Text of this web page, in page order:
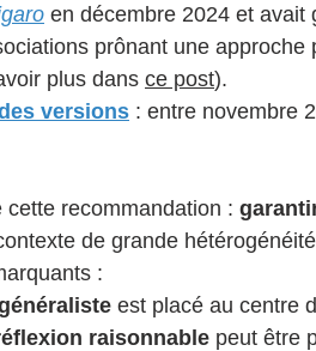
en décembre 2024 et avait
prônant une
plus dans ce post).
versions : entre novembre
cette recommandation :
de grande
:
est placé au centre
raisonnable peut être